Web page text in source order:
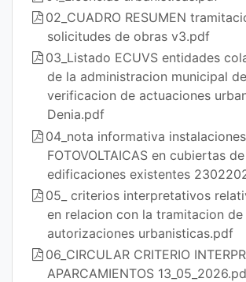
02_CUADRO RESUMEN
solicitudes de obras v3.pdf
03_Listado ECUVS entidades
de la administracion municipal
verificacion de actuaciones
Denia.pdf
04_nota informativa instalaciones
FOTOVOLTAICAS en cubiertas de
edificaciones existentes
05_ criterios interpretativos
en relacion con la tramitacion de
autorizaciones urbanisticas.pdf
06_CIRCULAR CRITERIO
APARCAMIENTOS